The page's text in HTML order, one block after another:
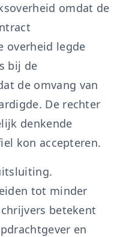
omdat de
overheid legde
bij de
de omvang van
De rechter
denkende
kon accepteren.
tot minder
betekent
en